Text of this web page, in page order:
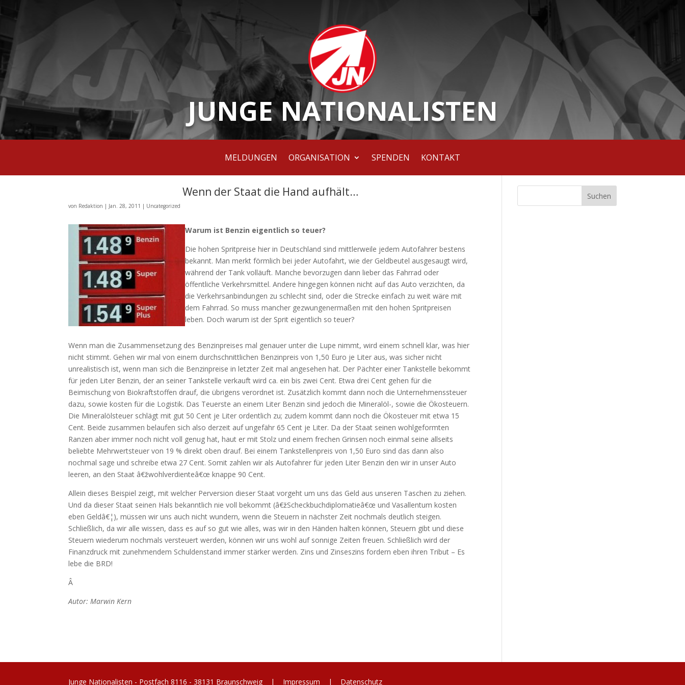
JUNGE NATIONALISTEN
MELDUNGEN ORGANISATION SPENDEN KONTAKT
Wenn der Staat die Hand aufhält…
von Redaktion | Jan. 28, 2011 | Uncategorized
Warum ist Benzin eigentlich so teuer?
Die hohen Spritpreise hier in Deutschland sind mittlerweile jedem Autofahrer bestens
bekannt. Man merkt förmlich bei jeder Autofahrt, wie der Geldbeutel ausgesaugt wird,
während der Tank volläuft. Manche bevorzugen dann lieber das Fahrrad oder
öffentliche Verkehrsmittel. Andere hingegen können nicht auf das Auto verzichten, da
die Verkehrsanbindungen zu schlecht sind, oder die Strecke einfach zu weit wäre mit
dem Fahrrad. So muss mancher gezwungenermaßen mit den hohen Spritpreisen
leben. Doch warum ist der Sprit eigentlich so teuer?
Wenn man die Zusammensetzung des Benzinpreises mal genauer unter die Lupe nimmt, wird einem schnell klar, was hier
nicht stimmt. Gehen wir mal von einem durchschnittlichen Benzinpreis von 1,50 Euro je Liter aus, was sicher nicht
unrealistisch ist, wenn man sich die Benzinpreise in letzter Zeit mal angesehen hat. Der Pächter einer Tankstelle bekommt
für jeden Liter Benzin, der an seiner Tankstelle verkauft wird ca. ein bis zwei Cent. Etwa drei Cent gehen für die
Beimischung von Biokraftstoffen drauf, die übrigens verordnet ist. Zusätzlich kommt dann noch die Unternehmenssteuer
dazu, sowie kosten für die Logistik. Das Teuerste an einem Liter Benzin sind jedoch die Mineralöl-, sowie die Ökosteuern.
Die Mineralölsteuer schlägt mit gut 50 Cent je Liter ordentlich zu; zudem kommt dann noch die Ökosteuer mit etwa 15
Cent. Beide zusammen belaufen sich also derzeit auf ungefähr 65 Cent je Liter. Da der Staat seinen wohlgeformten
Ranzen aber immer noch nicht voll genug hat, haut er mit Stolz und einem frechen Grinsen noch einmal seine allseits
beliebte Mehrwertsteuer von 19 % direkt oben drauf. Bei einem Tankstellenpreis von 1,50 Euro sind das dann also
nochmal sage und schreibe etwa 27 Cent. Somit zahlen wir als Autofahrer für jeden Liter Benzin den wir in unser Auto
leeren, an den Staat â€žwohlverdienteâ€œ knappe 90 Cent.
Allein dieses Beispiel zeigt, mit welcher Perversion dieser Staat vorgeht um uns das Geld aus unseren Taschen zu ziehen.
Und da dieser Staat seinen Hals bekanntlich nie voll bekommt (â€žScheckbuchdiplomatieâ€œ und Vasallentum kosten
eben Geldâ€¦), müssen wir uns auch nicht wundern, wenn die Steuern in nächster Zeit nochmals deutlich steigen.
Schließlich, da wir alle wissen, dass es auf so gut wie alles, was wir in den Händen halten können, Steuern gibt und diese
Steuern wiederum nochmals versteuert werden, können wir uns wohl auf sonnige Zeiten freuen. Schließlich wird der
Finanzdruck mit zunehmendem Schuldenstand immer stärker werden. Zins und Zinseszins fordern eben ihren Tribut – Es
lebe die BRD!
Â
Autor: Marwin Kern
Junge Nationalisten - Postfach 8116 - 38131 Braunschweig | Impressum | Datenschutz